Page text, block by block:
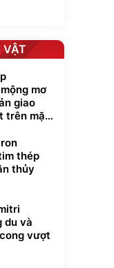
VẬT
mơ
giao
trên mặt
thép
thủy
du và
vượt